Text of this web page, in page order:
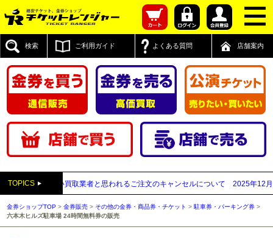
検索 ご利用ガイド よくある質問 店舗案内
TOPICS
先が先払い買取業者と思われるご注文のキャンセルについて 2025年12月05日
金券ショップTOP >金券販売 > その他の金券・商品券・チケット >駐車券・パーキング券 >
六本木ヒルズ駐車場 24時間無料券の販売